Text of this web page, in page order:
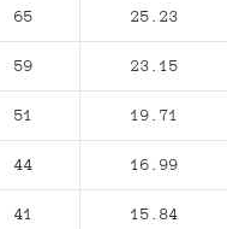
65 25.23
59 23.15
51 19.71
44 16.99
41 15.84